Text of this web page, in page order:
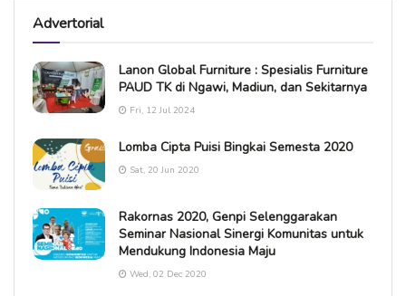
Advertorial
Lanon Global Furniture : Spesialis Furniture
PAUD TK di Ngawi, Madiun, dan Sekitarnya
Fri, 12 Jul 2024
Lomba Cipta Puisi Bingkai Semesta 2020
Sat, 20 Jun 2020
Rakornas 2020, Genpi Selenggarakan
Seminar Nasional Sinergi Komunitas untuk
Mendukung Indonesia Maju
Wed, 02 Dec 2020